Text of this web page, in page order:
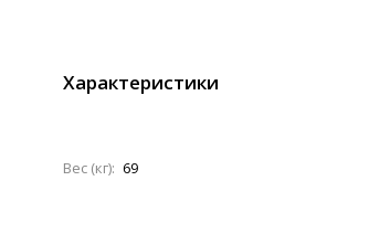
Характеристики
Вес (кг): 69